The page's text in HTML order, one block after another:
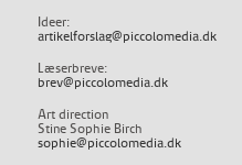
Ideer:
artikelforslag@piccolomedia.dk
Læserbreve:
brev@piccolomedia.dk
Art direction
Stine Sophie Birch
sophie@piccolomedia.dk